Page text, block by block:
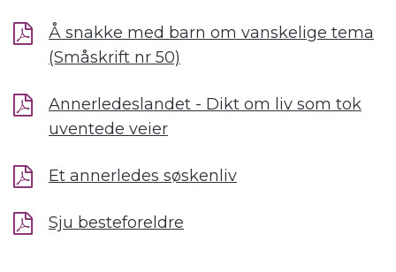
Å snakke med barn om vanskelige tema
(Småskrift nr 50)
Annerledeslandet - Dikt om liv som tok
uventede veier
Et annerledes søskenliv
Sju besteforeldre